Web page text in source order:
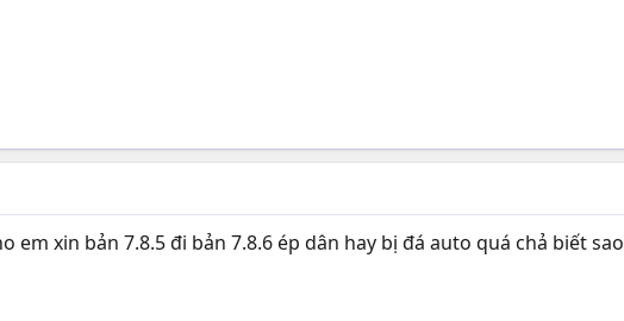
em xin bản 7.8.5 đi bản 7.8.6 ép dân hay bị đá auto quá chả biết sao